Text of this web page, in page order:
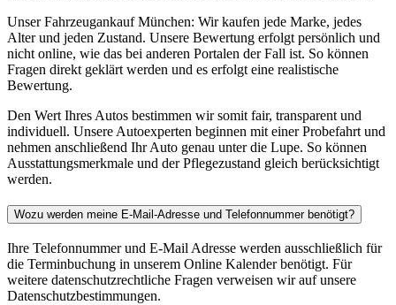
Unser Fahrzeugankauf München: Wir kaufen jede Marke, jedes
Alter und jeden Zustand. Unsere Bewertung erfolgt persönlich und
nicht online, wie das bei anderen Portalen der Fall ist. So können
Fragen direkt geklärt werden und es erfolgt eine realistische
Bewertung.
Den Wert Ihres Autos bestimmen wir somit fair, transparent und
individuell. Unsere Autoexperten beginnen mit einer Probefahrt und
nehmen anschließend Ihr Auto genau unter die Lupe. So können
Ausstattungsmerkmale und der Pflegezustand gleich berücksichtigt
werden.
Wozu werden meine E-Mail-Adresse und Telefonnummer benötigt?
Ihre Telefonnummer und E-Mail Adresse werden ausschließlich für
die Terminbuchung in unserem Online Kalender benötigt. Für
weitere datenschutzrechtliche Fragen verweisen wir auf unsere
Datenschutzbestimmungen.